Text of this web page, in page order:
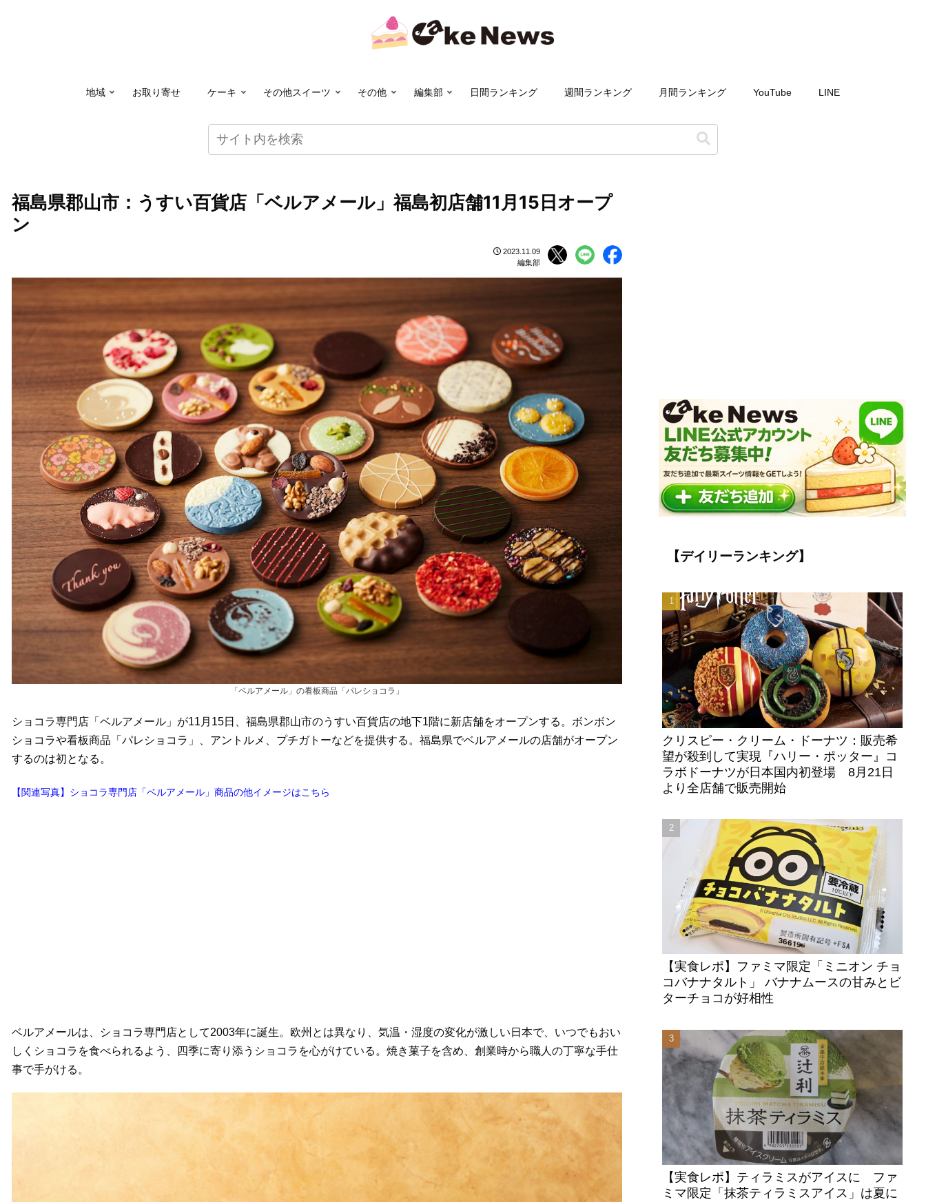
地域 お取り寄せ ケーキ その他スイーツ その他 編集部 日間ランキング 週間ランキング 月間ランキング YouTube LINE
福島県郡山市：うすい百貨店「ベルアメール」福島初店舗11月15日オープ
ン
2023.11.09
編集部
「ベルアメール」の看板商品「パレショコラ」
ショコラ専門店「ベルアメール」が11月15日、福島県郡山市のうすい百貨店の地下1階に新店舗をオープンする。ボンボン
ショコラや看板商品「パレショコラ」、アントルメ、プチガトーなどを提供する。福島県でベルアメールの店舗がオープン
するのは初となる。
【関連写真】ショコラ専門店「ベルアメール」商品の他イメージはこちら
ベルアメールは、ショコラ専門店として2003年に誕生。欧州とは異なり、気温・湿度の変化が激しい日本で、いつでもおい
しくショコラを食べられるよう、四季に寄り添うショコラを心がけている。焼き菓子を含め、創業時から職人の丁寧な手仕
事で手がける。
【デイリーランキング】
クリスピー・クリーム・ドーナツ：販売希
望が殺到して実現『ハリー・ポッター』コ
ラボドーナツが日本国内初登場 8月21日
より全店舗で販売開始
【実食レポ】ファミマ限定「ミニオン チョ
コバナナタルト」 バナナムースの甘みとビ
ターチョコが好相性
【実食レポ】ティラミスがアイスに ファ
ミマ限定「抹茶ティラミスアイス」は夏に